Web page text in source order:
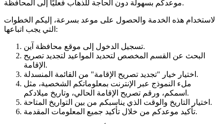
موعدكم بسهولة دون الحاجة للذهاب فعليًا إلى المحافظة.
لاستخدام هذه الخدمة والحصول على موعد بسرعة، إليكم الخطوات
التي يجب اتباعها:
تسجيل الدخول إلى موقع محافظة آين.
البحث عن القسم المخصص لتحديد المواعيد لتجديد تصريح
الإقامة.
اختيار خيار "تجديد تصريح الإقامة" من القائمة المنسدلة.
ملء النموذج عبر الإنترنت بمعلوماتكم الشخصية، مثل
اسمكم، ورقم تصريح الإقامة الحالي، وتاريخ ميلادكم.
اختيار التاريخ والوقت الذي يناسبكم من بين التواريخ المتاحة.
تأكيد موعدكم من خلال تأكيد جميع المعلومات المقدمة.